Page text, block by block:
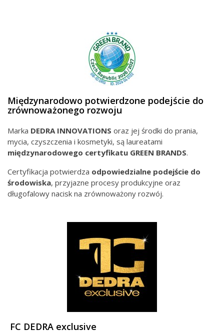
Międzynarodowo potwierdzone podejście do
zrównoważonego rozwoju
Marka DEDRA INNOVATIONS oraz jej środki do prania,
mycia, czyszczenia i kosmetyki, są laureatami
międzynarodowego certyfikatu GREEN BRANDS.
Certyfikacja potwierdza odpowiedzialne podejście do
środowiska, przyjazne procesy produkcyjne oraz
długofalowy nacisk na zrównoważony rozwój.
FC DEDRA exclusive